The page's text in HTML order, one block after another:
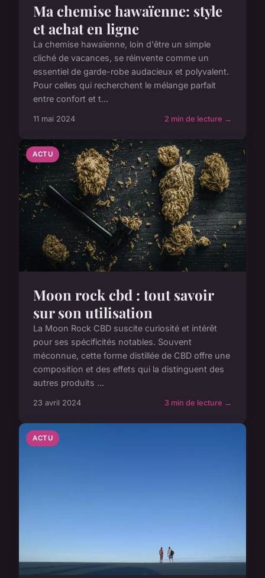
Ma chemise hawaïenne: style
et achat en ligne
La chemise hawaïenne, loin d'être un simple
cliché de vacances, se réinvente comme un
essentiel de garde-robe audacieux et polyvalent.
Pour celles qui recherchent le mélange parfait
entre confort et t...
11 mai 2024 2 min de lecture →
ACTU
Moon rock cbd : tout savoir
sur son utilisation
La Moon Rock CBD suscite curiosité et intérêt
pour ses spécificités notables. Souvent
méconnue, cette forme distillée de CBD offre une
composition et des effets qui la distinguent des
autres produits ...
23 avril 2024 3 min de lecture →
ACTU